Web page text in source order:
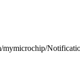
mymicrochip/